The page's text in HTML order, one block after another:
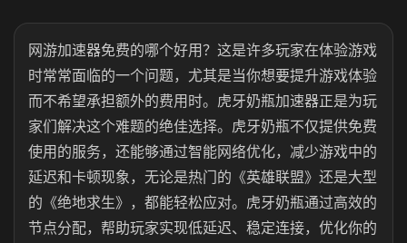
网游加速器免费的哪个好用？这是许多玩家在体验游戏
时常常面临的一个问题，尤其是当你想要提升游戏体验
而不希望承担额外的费用时。虎牙奶瓶加速器正是为玩
家们解决这个难题的绝佳选择。 虎牙奶瓶不仅提供免费
使用的服务，还能够通过智能网络优化，减少游戏中的
延迟和卡顿现象，无论是热门的《英雄联盟》还是大型
的《绝地求生》，都能轻松应对。虎牙奶瓶通过高效的
节点分配，帮助玩家实现低延迟、稳定连接，优化你的